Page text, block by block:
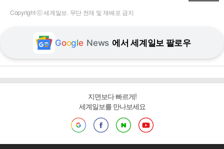
Copyright ⓒ 세계일보. 무단 전재 및 재배포 금지
Google News 에서 세계일보 팔로우
지면보다 빠르게!
세계일보를 만나보세요